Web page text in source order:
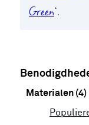
Green‘.
Materialen (4)